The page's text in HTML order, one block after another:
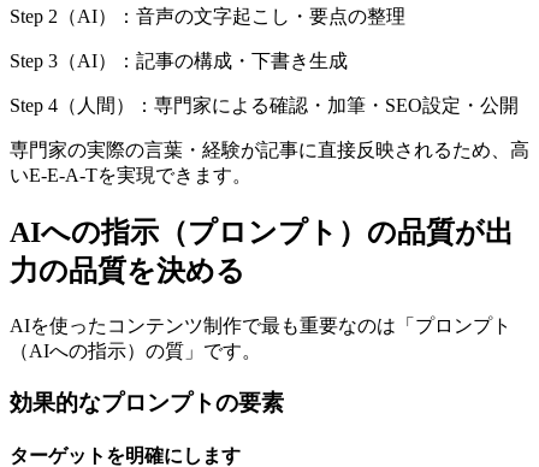
Step 2（AI）：音声の文字起こし・要点の整理
Step 3（AI）：記事の構成・下書き生成
Step 4（人間）：専門家による確認・加筆・SEO設定・公開
専門家の実際の言葉・経験が記事に直接反映されるため、高
いE-E-A-Tを実現できます。
AIへの指示（プロンプト）の品質が出
力の品質を決める
AIを使ったコンテンツ制作で最も重要なのは「プロンプト
（AIへの指示）の質」です。
効果的なプロンプトの要素
ターゲットを明確にします